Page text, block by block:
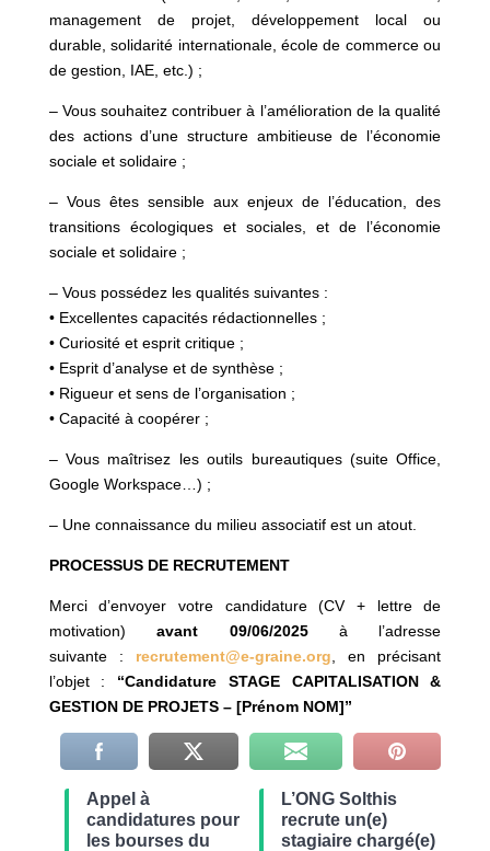
management de projet, développement local ou
durable, solidarité internationale, école de commerce ou
de gestion, IAE, etc.) ;
– Vous souhaitez contribuer à l’amélioration de la qualité
des actions d’une structure ambitieuse de l’économie
sociale et solidaire ;
– Vous êtes sensible aux enjeux de l’éducation, des
transitions écologiques et sociales, et de l’économie
sociale et solidaire ;
– Vous possédez les qualités suivantes :
• Excellentes capacités rédactionnelles ;
• Curiosité et esprit critique ;
• Esprit d’analyse et de synthèse ;
• Rigueur et sens de l’organisation ;
• Capacité à coopérer ;
– Vous maîtrisez les outils bureautiques (suite Office,
Google Workspace…) ;
– Une connaissance du milieu associatif est un atout.
PROCESSUS DE RECRUTEMENT
Merci d’envoyer votre candidature (CV + lettre de
motivation)avant 09/06/2025à l’adresse
suivante : recrutement@e-graine.org , en précisant
l’objet : “Candidature STAGE CAPITALISATION &
GESTION DE PROJETS – [Prénom NOM]”
Appel à
candidatures pour
les bourses du
L’ONG Solthis
recrute un(e)
stagiaire chargé(e)